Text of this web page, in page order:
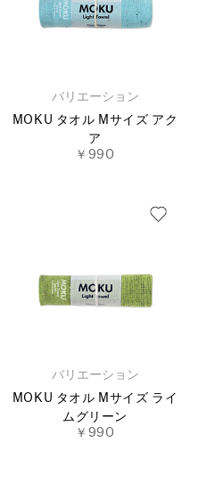
バリエーション
MOKU タオル Mサイズ アク
ア
￥990
バリエーション
MOKU タオル Mサイズ ライ
ムグリーン
￥990